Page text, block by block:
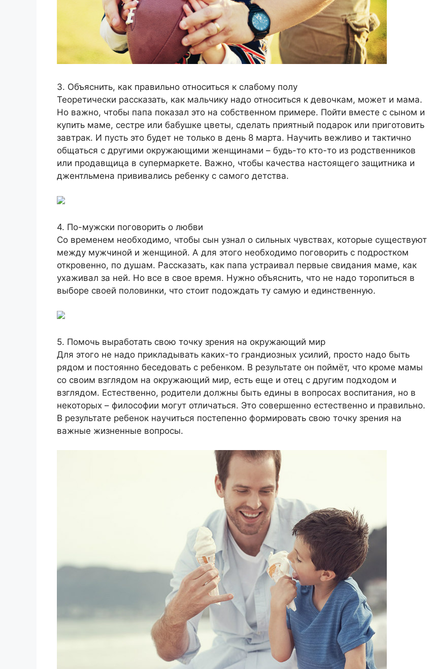
3. Объяснить, как правильно относиться к слабому полу
Теоретически рассказать, как мальчику надо относиться к девочкам, может и мама.
Но важно, чтобы папа показал это на собственном примере. Пойти вместе с сыном и
купить маме, сестре или бабушке цветы, сделать приятный подарок или приготовить
завтрак. И пусть это будет не только в день 8 марта. Научить вежливо и тактично
общаться с другими окружающими женщинами – будь-то кто-то из родственников
или продавщица в супермаркете. Важно, чтобы качества настоящего защитника и
джентльмена прививались ребенку с самого детства.
4. По-мужски поговорить о любви
Со временем необходимо, чтобы сын узнал о сильных чувствах, которые существуют
между мужчиной и женщиной. А для этого необходимо поговорить с подростком
откровенно, по душам. Рассказать, как папа устраивал первые свидания маме, как
ухаживал за ней. Но все в свое время. Нужно объяснить, что не надо торопиться в
выборе своей половинки, что стоит подождать ту самую и единственную.
5. Помочь выработать свою точку зрения на окружающий мир
Для этого не надо прикладывать каких-то грандиозных усилий, просто надо быть
рядом и постоянно беседовать с ребенком. В результате он поймёт, что кроме мамы
со своим взглядом на окружающий мир, есть еще и отец с другим подходом и
взглядом. Естественно, родители должны быть едины в вопросах воспитания, но в
некоторых – философии могут отличаться. Это совершенно естественно и правильно.
В результате ребенок научиться постепенно формировать свою точку зрения на
важные жизненные вопросы.